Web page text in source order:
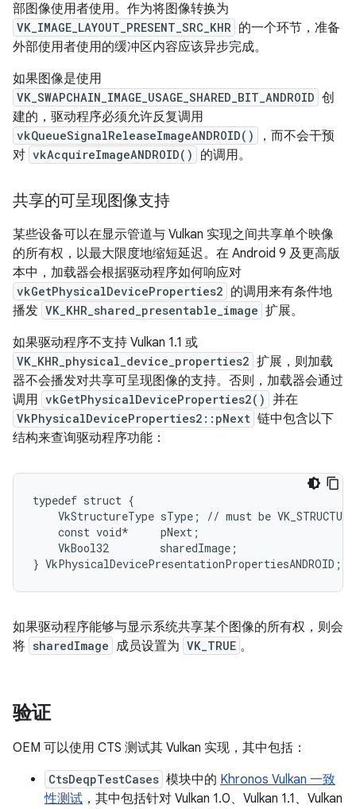
部图像使用者使用。作为将图像转换为
VK_IMAGE_LAYOUT_PRESENT_SRC_KHR 的一个环节，准备
外部使用者使用的缓冲区内容应该异步完成。
如果图像是使用
VK_SWAPCHAIN_IMAGE_USAGE_SHARED_BIT_ANDROID 创
建的，驱动程序必须允许反复调用
vkQueueSignalReleaseImageANDROID()
，而不会干预
对 vkAcquireImageANDROID() 的调用。
共享的可呈现图像支持
某些设备可以在显示管道与 Vulkan 实现之间共享单个映像
的所有权，以最大限度地缩短延迟。在 Android 9 及更高版
本中，加载器会根据驱动程序如何响应对
vkGetPhysicalDeviceProperties2 的调用来有条件地
播发 VK_KHR_shared_presentable_image 扩展。
如果驱动程序不支持 Vulkan 1.1 或
VK_KHR_physical_device_properties2 扩展，则加载
器不会播发对共享可呈现图像的支持。否则，加载器会通过
调用 vkGetPhysicalDeviceProperties2() 并在
VkPhysicalDeviceProperties2::pNext 链中包含以下
结构来查询驱动程序功能：
typedef struct {
VkStructureType sType; // must be
    const void*     pNext;
    VkBool32        sharedImage;
如果驱动程序能够与显示系统共享某个图像的所有权，则会
将 sharedImage 成员设置为 VK_TRUE 。
验证
OEM 可以使用 CTS 测试其 Vulkan 实现，其中包括：
CtsDeqpTestCases 模块中的 Khronos Vulkan 一致
性测试 ，其中包括针对 Vulkan 1.0、Vulkan 1.1、Vulkan